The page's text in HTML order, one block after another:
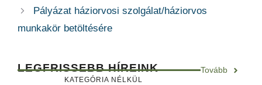
Pályázat háziorvosi szolgálat/háziorvos
munkakör betöltésére
LEGFRISSEBB HÍREINK Tovább
KATEGÓRIA NÉLKÜL